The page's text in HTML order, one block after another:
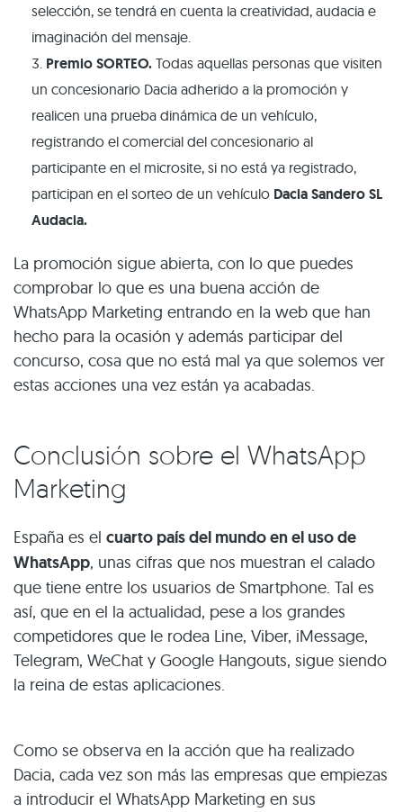
selección, se tendrá en cuenta la creatividad, audacia e
imaginación del mensaje.
Premio SORTEO. Todas aquellas personas que visiten
un concesionario Dacia adherido a la promoción y
realicen una prueba dinámica de un vehículo,
registrando el comercial del concesionario al
participante en el microsite, si no está ya registrado,
participan en el sorteo de un vehículo Dacia Sandero SL
Audacia.
La promoción sigue abierta, con lo que puedes
comprobar lo que es una buena acción de
WhatsApp Marketing entrando en la web que han
hecho para la ocasión y además participar del
concurso, cosa que no está mal ya que solemos ver
estas acciones una vez están ya acabadas.
Conclusión sobre el WhatsApp
Marketing
España es el cuarto país del mundo en el uso de
WhatsApp, unas cifras que nos muestran el calado
que tiene entre los usuarios de Smartphone. Tal es
así, que en el la actualidad, pese a los grandes
competidores que le rodea Line, Viber, iMessage,
Telegram, WeChat y Google Hangouts, sigue siendo
la reina de estas aplicaciones.
Como se observa en la acción que ha realizado
Dacia, cada vez son más las empresas que empiezas
a introducir el WhatsApp Marketing en sus